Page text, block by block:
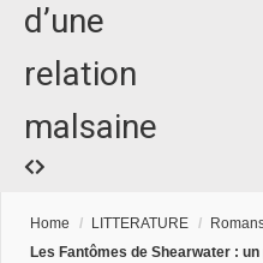
d’une
relation
malsaine
Home / LITTERATURE /
Les Fantômes de Shearwater :